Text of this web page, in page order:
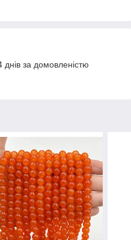
за домовленістю